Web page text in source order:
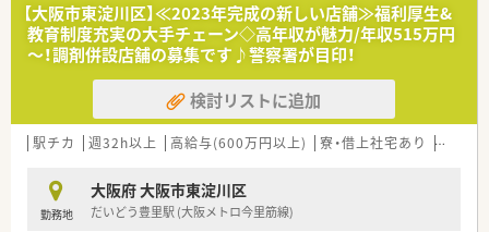
＼充実の休日と時短／（東淀川区エリア担当より）
年間休日115日に加え、時短勤務が小学4年生まで使えるため、ご家庭やプラ
＊------------------------------------------＊
＼豊富なキャリア／（東淀川区エリア担当より）
挑戦できる環境です。
＊------------------------------------------＊
＼未経験でも安心／（東淀川区エリア担当より）
【大阪市東淀川区】≪2023年完成の新しい店舗≫福利厚生&
教育制度充実の大手チェーン◇高年収が魅力/年収515万円
～！調剤併設店舗の募集です♪警察署が目印！
検討リストに追加
駅チカ 週32h以上 高給与(600万円以上) 寮・借上社宅あり 住宅補
勤務地
大阪府 大阪市東淀川区
だいどう豊里駅 (大阪メトロ今里筋線)